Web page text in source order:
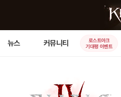
뉴스 커뮤니티
로스트아크
기대평 이벤트